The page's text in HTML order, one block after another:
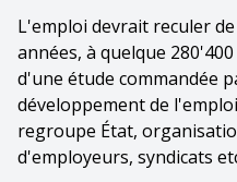
L'emploi devrait reculer
années, à quelque
d'une étude commandée
développement de
regroupe État,
d'employeurs, syndicats